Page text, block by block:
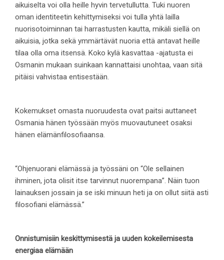
aikuiselta voi olla heille hyvin tervetullutta. Tuki nuoren
oman identiteetin kehittymiseksi voi tulla yhtä lailla
nuorisotoiminnan tai harrastusten kautta, mikäli siellä on
aikuisia, jotka sekä ymmärtävät nuoria että antavat heille
tilaa olla oma itsensä. Koko kylä kasvattaa -ajatusta ei
Osmanin mukaan suinkaan kannattaisi unohtaa, vaan sitä
pitäisi vahvistaa entisestään.
Kokemukset omasta nuoruudesta ovat paitsi auttaneet
Osmania hänen työssään myös muovautuneet osaksi
hänen elämänfilosofiaansa.
“Ohjenuorani elämässä ja työssäni on “Ole sellainen
ihminen, jota olisit itse tarvinnut nuorempana”. Näin tuon
lainauksen jossain ja se iski minuun heti ja on ollut siitä asti
filosofiani elämässä.”
Onnistumisiin keskittymisestä ja uuden kokeilemisesta
energiaa elämään